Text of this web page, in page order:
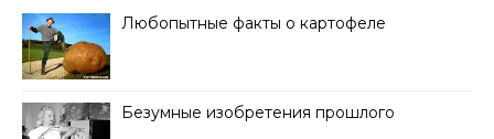
Любопытные факты о картофеле
Безумные изобретения прошлого